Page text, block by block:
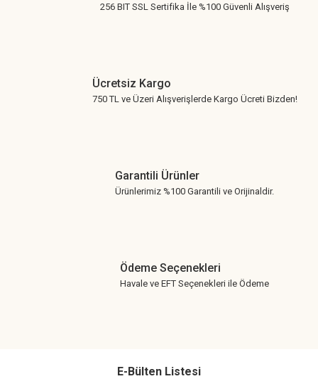
256 BIT SSL Sertifika İle %100 Güvenli Alışveriş
Ücretsiz Kargo
750 TL ve Üzeri Alışverişlerde Kargo Ücreti Bizden!
Garantili Ürünler
Ürünlerimiz %100 Garantili ve Orijinaldir.
Ödeme Seçenekleri
Havale ve EFT Seçenekleri ile Ödeme
E-Bülten Listesi